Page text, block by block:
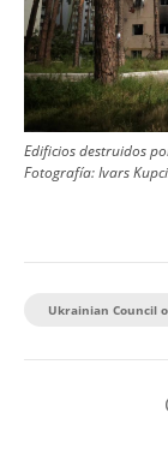
Edificios destruidos
Fotografía:Ivars
Ukrainian Council